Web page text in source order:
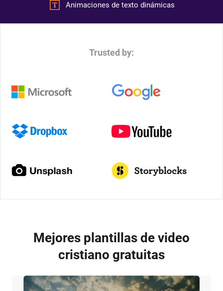
Animaciones de texto dinámicas
Trusted by:
Mejores plantillas de video
cristiano gratuitas